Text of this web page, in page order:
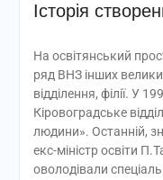
Історія
На освітянський
ряд ВНЗ інших
відділення, філії. У
Кіровоградське
людини». Останній,
екс-міністр освіти
оволодівали